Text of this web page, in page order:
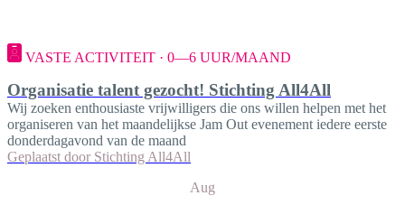
VASTE ACTIVITEIT · 0—6 UUR/MAAND
Organisatie talent gezocht! Stichting All4All
Wij zoeken enthousiaste vrijwilligers die ons willen helpen met het
organiseren van het maandelijkse Jam Out evenement iedere eerste
donderdagavond van de maand
Geplaatst door Stichting All4All
Aug